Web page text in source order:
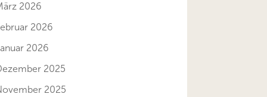
2026
2026
2026
2025
2025